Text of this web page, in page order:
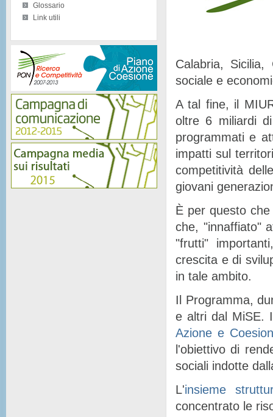
Glossario
Link utili
Calabria, Sicilia,
sociale e
A tal fine, il
oltre 6 miliardi
programmati e
impatti sul
competitività
giovani
È per questo
che, "innaffiato"
"frutti"
crescita e di
in tale ambito.
Il Programma,
e altri dal MiSE.
Azione e
l'obiettivo di
sociali indotte
L'insieme
concentrato le